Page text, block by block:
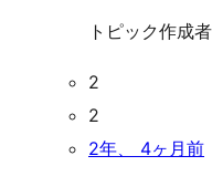
トピック作成
2
2
2年、 4ヶ月前